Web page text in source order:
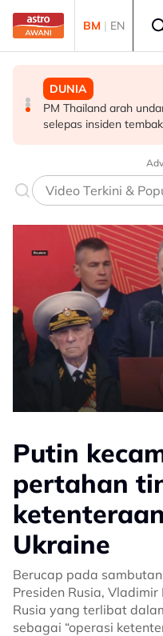
Skip to main content
BM | EN
MALAYSIA
Berita tempatan
MALAYSIA
Pengacara, ahli
audio siar sentuh isu
DUNIA
PM Thailand arah
selepas insiden
Video Terkini &
Putin
pertahan
Ukraine
Berucap pada
Presiden Rusia,
Rusia yang terlibat
sebagai “operasi